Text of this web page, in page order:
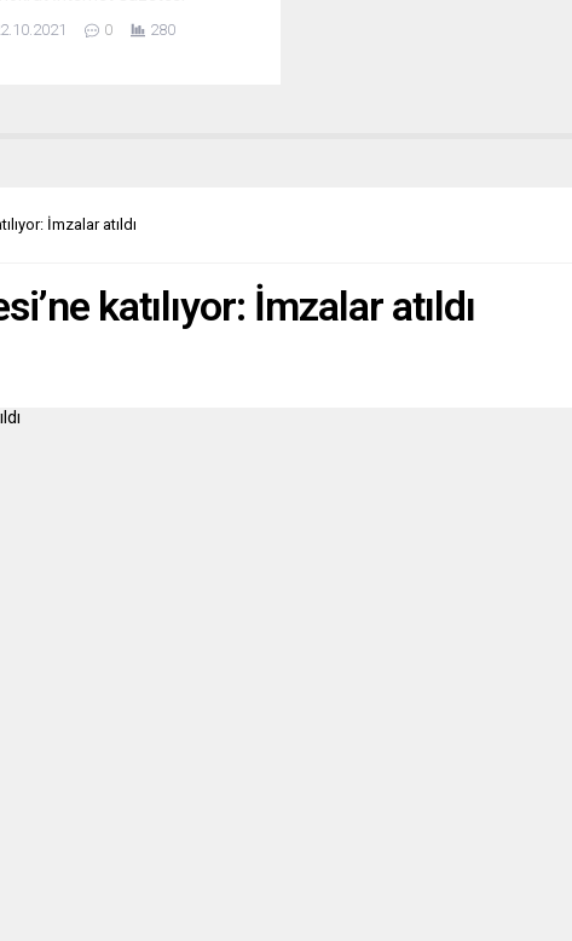
sosyalist kimliğiyle
gazeteci Hüseyin Şenol,
alan gazeteci-yazar Hüseyin
gazetedeki posta kutusuna
0 280
İmzalar atıldı
katılıyor: İmzalar atıldı